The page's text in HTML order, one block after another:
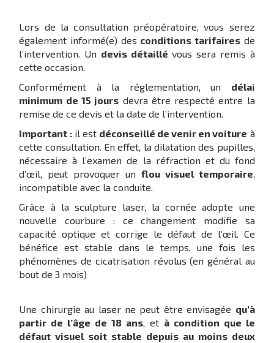
Lors de la consultation préopératoire, vous serez
également informé(e) des conditions tarifairesde
l’intervention. Un devis détaillé vous sera remis à
cette occasion.
Conformément à la réglementation, un délai
minimum de 15 jours devra être respecté entre la
remise de ce devis et la date de l’intervention.
Important :il est déconseillé de venir en voiture à
cette consultation. En effet, la dilatation des pupilles,
nécessaire à l’examen de la réfraction et du fond
d’œil, peut provoquer un flou visuel temporaire,
incompatible avec la conduite.
Grâce à la sculpture laser, la cornée adopte une
nouvelle courbure : ce changement modifie sa
capacité optique et corrige le défaut de l’œil. Ce
bénéfice est stable dans le temps, une fois les
phénomènes de cicatrisation révolus (en général au
bout de 3 mois)
Une chirurgie au laser ne peut être envisagée qu’à
partir de l’âge de 18 ans, et à condition que le
défaut visuel soit stable depuis au moins deux